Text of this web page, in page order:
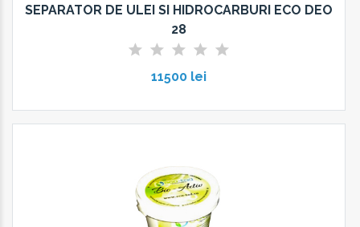
SEPARATOR DE ULEI SI HIDROCARBURI ECO DEO
28
11500 lei